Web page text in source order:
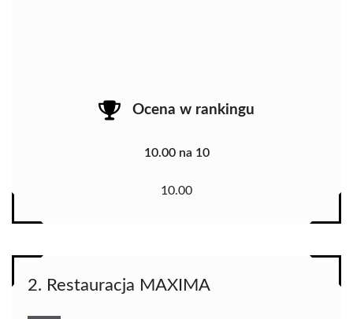
Ocena w rankingu
10.00 na 10
10.00
2. Restauracja MAXIMA